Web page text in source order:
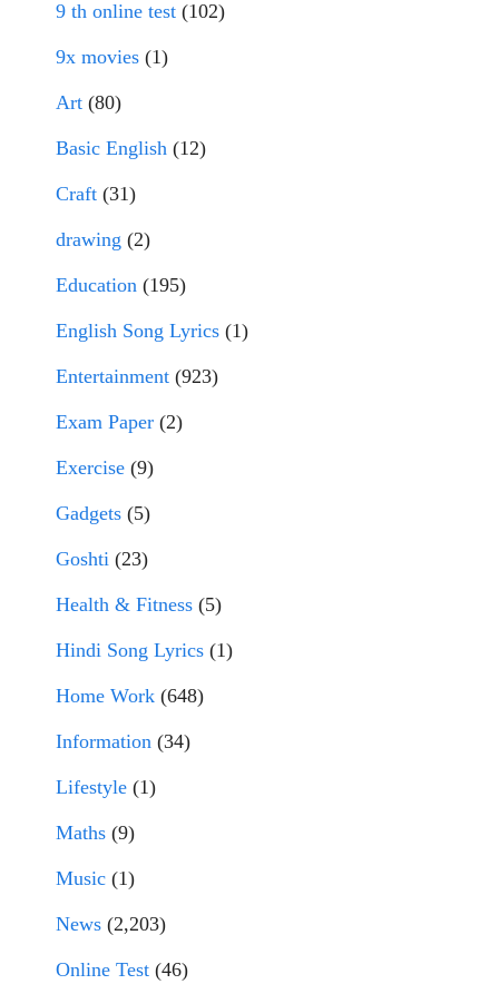
9 th online test (102)
9x movies (1)
Art (80)
Basic English (12)
Craft (31)
drawing (2)
Education (195)
English Song Lyrics (1)
Entertainment (923)
Exam Paper (2)
Exercise (9)
Gadgets (5)
Goshti (23)
Health & Fitness (5)
Hindi Song Lyrics (1)
Home Work (648)
Information (34)
Lifestyle (1)
Maths (9)
Music (1)
News (2,203)
Online Test (46)